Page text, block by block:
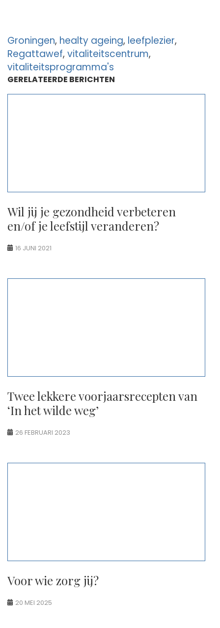
Groningen, healty ageing, leefplezier,
Regattawef, vitaliteitscentrum,
vitaliteitsprogramma's
GERELATEERDE BERICHTEN
Wil jij je gezondheid verbeteren
en/of je leefstijl veranderen?
16 JUNI 2021
Twee lekkere voorjaarsrecepten van
‘In het wilde weg’
26 FEBRUARI 2023
Voor wie zorg jij?
20 MEI 2025